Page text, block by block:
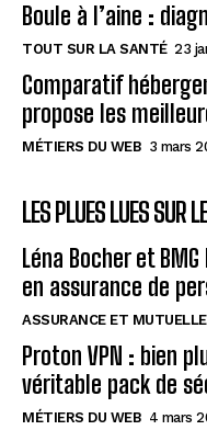
Boule à l’aine :
TOUT SUR LA SANTÉ 23
Comparatif
propose les
MÉTIERS DU WEB 3 mars
LES PLUES LUES SUR
Léna Bocher et
en assurance de
ASSURANCE ET MUTUELLE
Proton VPN : bien
véritable pack de
MÉTIERS DU WEB 4 mars